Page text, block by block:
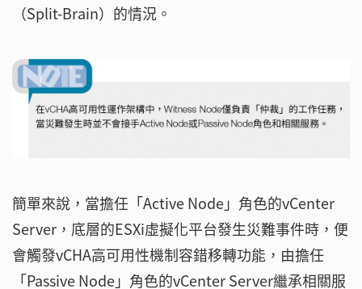
（Split-Brain）的情況。
簡單來說，當擔任「Active Node」角色的vCenter
Server，底層的ESXi虛擬化平台發生災難事件時，便
會觸發vCHA高可用性機制容錯移轉功能，由擔任
「Passive Node」角色的vCenter Server繼承相關服